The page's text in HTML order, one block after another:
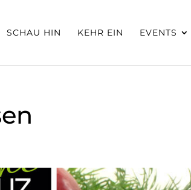
SCHAU HIN KEHR EIN EVENTS